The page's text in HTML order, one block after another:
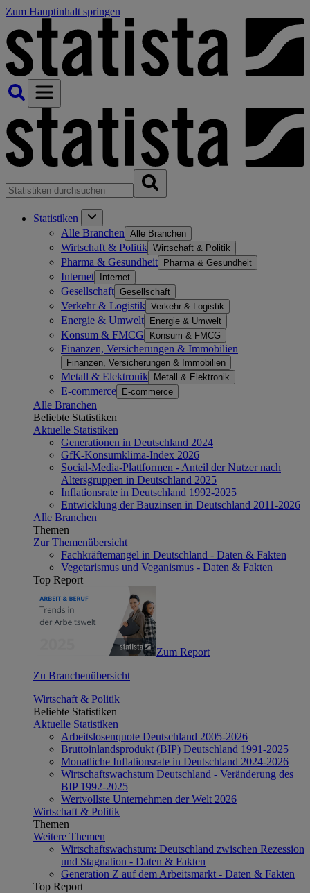
Zum Hauptinhalt springen
Statistiken
Alle Branchen Alle Branchen
Wirtschaft & Politik Wirtschaft & Politik
Pharma & Gesundheit Pharma & Gesundheit
Internet Internet
Gesellschaft Gesellschaft
Verkehr & Logistik Verkehr & Logistik
Energie & Umwelt Energie & Umwelt
Konsum & FMCG Konsum & FMCG
Finanzen, Versicherungen & Immobilien
Finanzen, Versicherungen & Immobilien
Metall & Elektronik Metall & Elektronik
E-commerce E-commerce
Alle Branchen
Beliebte Statistiken
Aktuelle Statistiken
Generationen in Deutschland 2024
GfK-Konsumklima-Index 2026
Social-Media-Plattformen - Anteil der Nutzer nach
Altersgruppen in Deutschland 2025
Inflationsrate in Deutschland 1992-2025
Entwicklung der Bauzinsen in Deutschland 2011-2026
Alle Branchen
Themen
Zur Themenübersicht
Fachkräftemangel in Deutschland - Daten & Fakten
Vegetarismus und Veganismus - Daten & Fakten
Top Report
Zum Report
Zu Branchenübersicht
Wirtschaft & Politik
Beliebte Statistiken
Aktuelle Statistiken
Arbeitslosenquote Deutschland 2005-2026
Bruttoinlandsprodukt (BIP) Deutschland 1991-2025
Monatliche Inflationsrate in Deutschland 2024-2026
Wirtschaftswachstum Deutschland - Veränderung des
BIP 1992-2025
Wertvollste Unternehmen der Welt 2026
Wirtschaft & Politik
Themen
Weitere Themen
Wirtschaftswachstum: Deutschland zwischen Rezession
und Stagnation - Daten & Fakten
Generation Z auf dem Arbeitsmarkt - Daten & Fakten
Top Report